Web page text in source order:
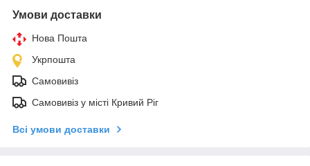
Умови доставки
Нова Пошта
Укрпошта
Самовивіз
Самовивіз у місті Кривий Ріг
Всі умови доставки